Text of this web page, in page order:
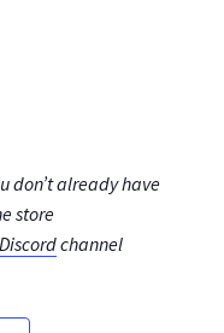
don’t already have
store
Discordchannel